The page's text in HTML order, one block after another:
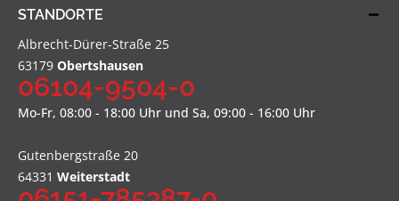
STANDORTE
Albrecht-Dürer-Straße 25
63179 Obertshausen
06104-9504-0
Mo-Fr, 08:00 - 18:00 Uhr und Sa, 09:00 - 16:00 Uhr
Gutenbergstraße 20
64331 Weiterstadt